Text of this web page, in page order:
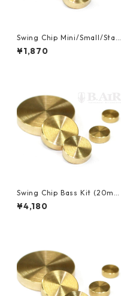
Swing Chip Mini/Small/Stan
dard スイングチップ
¥1,870
Swing Chip Bass Kit (20mm
Φ×3.5mm, 9mmΦ×3mm) ス
イングチップ
¥4,180